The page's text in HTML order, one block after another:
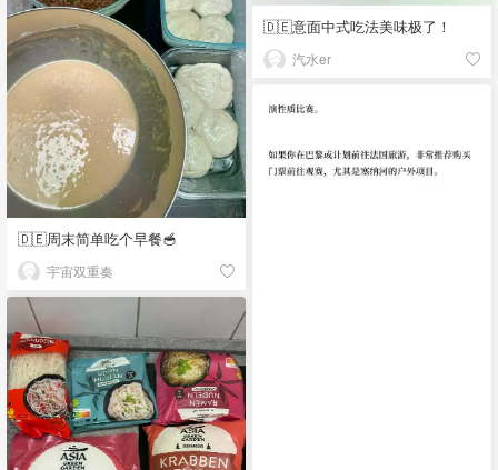
🇩🇪意面中式吃法美味极了！
汽水er
🇩🇪周末简单吃个早餐🥣
宇宙双重奏